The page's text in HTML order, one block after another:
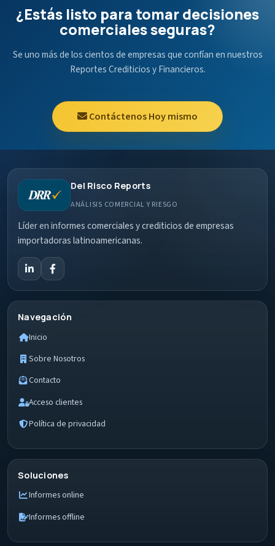
¿Estás listo para tomar decisiones
comerciales seguras?
Se uno más de los cientos de empresas que confían en nuestros
Reportes Crediticios y Financieros.
Contáctenos Hoy mismo
Del Risco Reports
ANÁLISIS COMERCIAL Y RIESGO
Líder en informes comerciales y crediticios de empresas
importadoras latinoamericanas.
Navegación
Inicio
Sobre Nosotros
Contacto
Acceso clientes
Política de privacidad
Soluciones
Informes online
Informes offline